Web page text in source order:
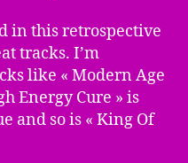
in this retrospective
tracks. I’m
like « Modern Age
Energy Cure » is
and so is « King Of